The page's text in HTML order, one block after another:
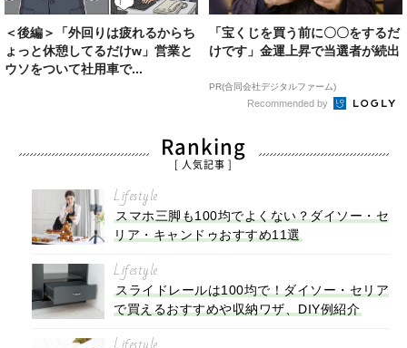
＜後編＞「外回りは疲れるからち
ょっと休憩してるだけw」営業と
ウソをついて社用車で...
「宝くじを買う前に〇〇をするだ
けです」金運上昇で当選者が続出
PR(合同会社デジタルファーム)
Recommended by
Ranking
[ 人気記事 ]
Lifestyle
スマホ三脚も100均でよくない？ダイソー・セ
リア・キャンドゥおすすめ11選
Lifestyle
スライドレールは100均で！ダイソー・セリア
で買えるおすすめや収納ワザ、DIY例紹介